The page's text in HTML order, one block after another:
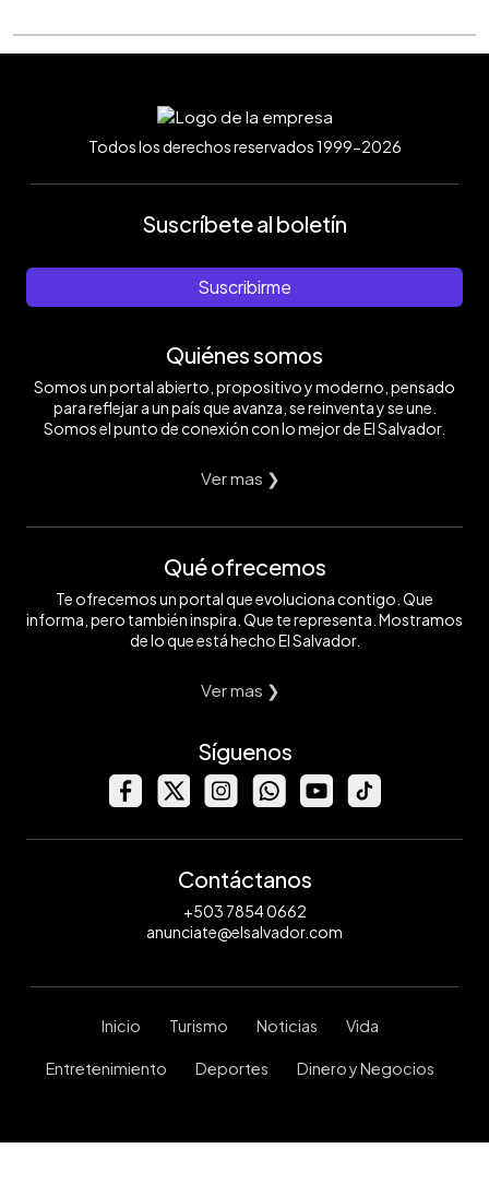
Todos los derechos reservados 1999-2026
Suscríbete al boletín
Suscribirme
Quiénes somos
Somos un portal abierto, propositivo y moderno, pensado
para reflejar a un país que avanza, se reinventa y se une.
Somos el punto de conexión con lo mejor de El Salvador.
Ver mas ❯
Qué ofrecemos
Te ofrecemos un portal que evoluciona contigo. Que
informa, pero también inspira. Que te representa. Mostramos
de lo que está hecho El Salvador.
Ver mas ❯
Síguenos
Contáctanos
+503 7854 0662
anunciate@elsalvador.com
Inicio Turismo Noticias Vida
Entretenimiento Deportes Dinero y Negocios